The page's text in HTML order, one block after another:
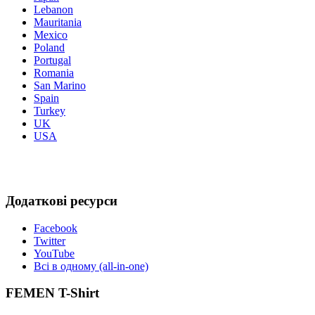
Lebanon
Mauritania
Mexico
Poland
Portugal
Romania
San Marino
Spain
Turkey
UK
USA
Додаткові ресурси
Facebook
Twitter
YouTube
Всі в одному (all-in-one)
FEMEN T-Shirt